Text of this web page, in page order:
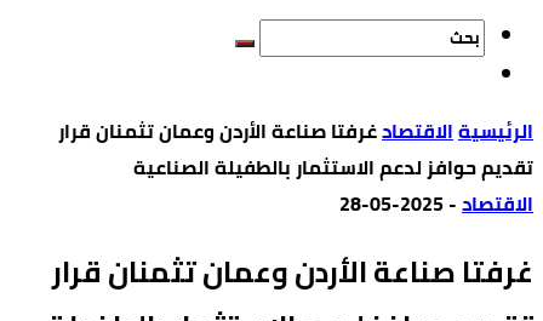
‫الرئيسية‬الاقتصادغرفتا صناعة الأردن وعمان تثمنان قرار
تقديم حوافز لدعم الاستثمار بالطفيلة الصناعية
الاقتصاد-
2025-05-28
غرفتا صناعة الأردن وعمان تثمنان قرار